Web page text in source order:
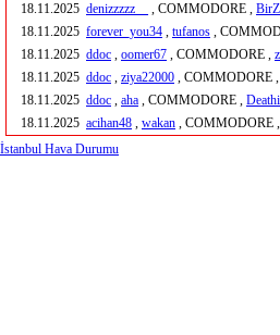
18.11.2025 denizzzzz__ , COMMODORE ,
18.11.2025 forever_you34 , tufanos ,
18.11.2025 ddoc , oomer67 , COMMODORE ,
18.11.2025 ddoc , ziya22000 , COMMODORE ,
18.11.2025 ddoc , aha , COMMODORE ,
18.11.2025 acihan48 , wakan , COMMODORE ,
İstanbul Hava Durumu